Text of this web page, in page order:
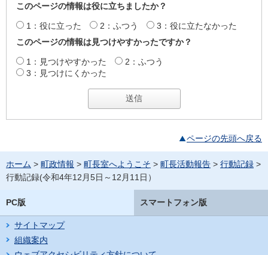
このページの情報は役に立ちましたか？
1：役に立った 2：ふつう
3：役に立たなかった
このページの情報は見つけやすかったですか？
1：見つけやすかった
2：ふつう
3：見つけにくかった
ページの先頭へ戻る
ホーム > 町政情報 > 町長室へようこそ > 町長活動報告 > 行動記録 >
行動記録(令和4年12月5日～12月11日）
PC版 スマートフォン版
サイトマップ
組織案内